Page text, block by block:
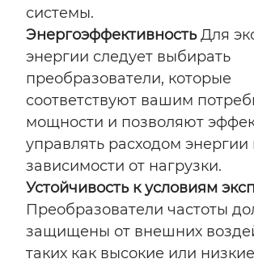
системы.
ЭнергоэффективностьДля
энергии следует выбирать
преобразователи, которые
соответствуют вашим
мощности и позволяют
управлять расходом энергии
зависимости от нагрузки.
Устойчивость к условиям
Преобразователи частоты
защищены от внешних
таких как высокие или низкие